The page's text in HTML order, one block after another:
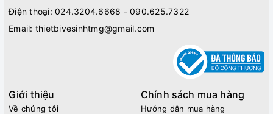
Điện thoại: 024.3204.6668 - 090.625.7322
Email: thietbivesinhtmg@gmail.com
Giới thiệu
Về chúng tôi
Chính sách mua hàng
Hướng dẫn mua hàng